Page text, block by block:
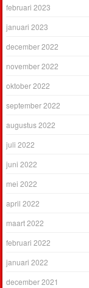
februari 2023
januari 2023
december 2022
november 2022
oktober 2022
september 2022
augustus 2022
juli 2022
juni 2022
mei 2022
april 2022
maart 2022
februari 2022
januari 2022
december 2021